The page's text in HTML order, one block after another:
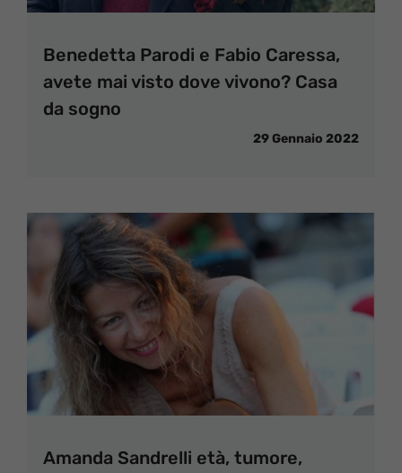
Benedetta Parodi e Fabio Caressa,
avete mai visto dove vivono? Casa
da sogno
29 Gennaio 2022
Amanda Sandrelli età, tumore,